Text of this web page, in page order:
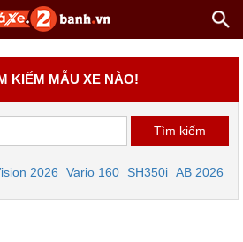
KIẾM MẪU XE NÀO!
2026 Vario 160 SH350i AB 2026